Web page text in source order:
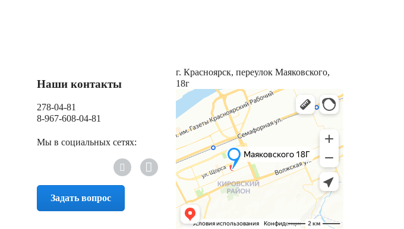
Наши контакты
278-04-81
8-967-608-04-81
Мы в социальных сетях:
Задать вопрос
г. Красноярск, переулок Маяковского,
18г